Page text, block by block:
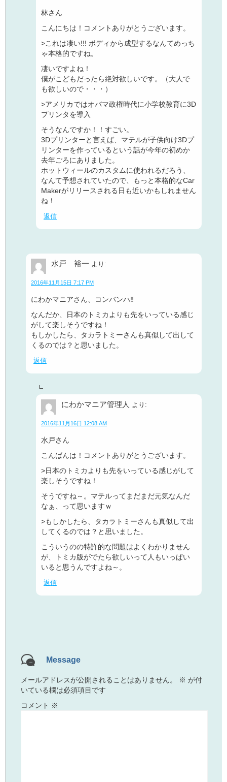
林さん
こんにちは！コメントありがとうございます。
>これは凄い!!! ボディから成型するなんてめっち
ゃ本格的ですね。
凄いですよね！
僕がこどもだったら絶対欲しいです。（大人で
も欲しいので・・・）
>アメリカではオバマ政権時代に小学校教育に3D
プリンタを導入
そうなんですか！！すごい。
3Dプリンターと言えば、マテルが子供向け3Dプ
リンターを作っているという話が今年の初めか
去年ごろにありました。
ホットウィールのカスタムに使われるだろう、
なんて予想されていたので、もっと本格的なCar
Makerがリリースされる日も近いかもしれません
ね！
返信
水戸 裕一 より:
2016年11月15日 7:17 PM
にわかマニアさん、コンバンハ‼
なんだか、日本のトミカよりも先をいっている感じ
がして楽しそうですね！
もしかしたら、タカラトミーさんも真似して出して
くるのでは？と思いました。
返信
にわかマニア管理人 より:
2016年11月16日 12:08 AM
水戸さん
こんばんは！コメントありがとうございます。
>日本のトミカよりも先をいっている感じがして
楽しそうですね！
そうですね～。マテルってまだまだ元気なんだ
なぁ、って思いますｗ
>もしかしたら、タカラトミーさんも真似して出
してくるのでは？と思いました。
こういうのの特許的な問題はよくわかりません
が、トミカ版がでたら欲しいって人もいっぱい
いると思うんですよね～。
返信
Message
メールアドレスが公開されることはありません。 ※ が付
いている欄は必須項目です
コメント ※